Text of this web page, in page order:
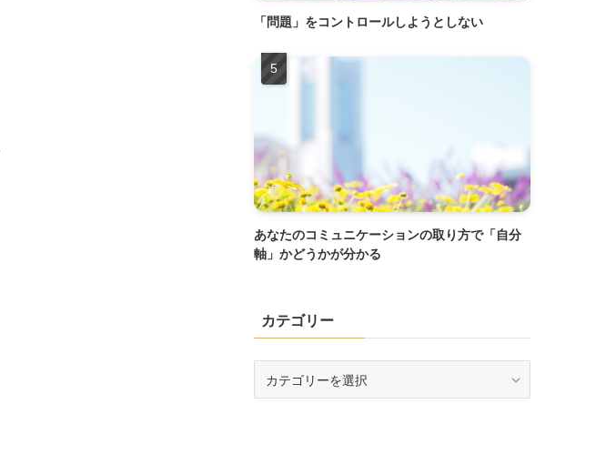
「問題」をコントロールしようとしない
あなたのコミュニケーションの取り方で「自分
軸」かどうかが分かる
カテゴリー